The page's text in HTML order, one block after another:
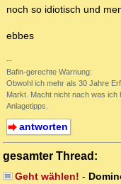
noch so idiotisch und
ebbes
--
Bafin-gerechte Warnung:
Obwohl ich mehr als 30 Jahre
Markt. Macht nicht nach was ich
Anlagetipps.
antworten
gesamter Thread:
Geht wählen! -